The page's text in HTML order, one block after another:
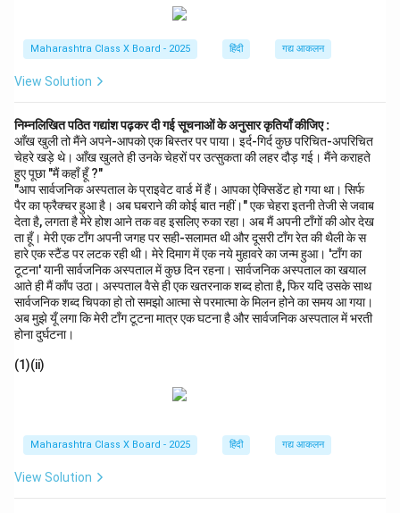
Maharashtra Class X Board - 2025 हिंदी गद्य आकलन
View Solution
निम्नलिखित पठित गद्यांश पढ़कर दी गई सूचनाओं के अनुसार कृतियाँ कीजिए :
आँख खुली तो मैंने अपने-आपको एक बिस्तर पर पाया। इर्द-गिर्द कुछ परिचित-अपरिचित
चेहरे खड़े थे। आँख खुलते ही उनके चेहरों पर उत्सुकता की लहर दौड़ गई। मैंने कराहते
हुए पूछा "मैं कहाँ हूँ ?"
"आप सार्वजनिक अस्पताल के प्राइवेट वार्ड में हैं। आपका ऐक्सिडेंट हो गया था। सिर्फ
पैर का फ्रैक्चर हुआ है। अब घबराने की कोई बात नहीं।" एक चेहरा इतनी तेजी से जवाब
देता है, लगता है मेरे होश आने तक वह इसलिए रुका रहा। अब मैं अपनी टाँगों की ओर देख
ता हूँ। मेरी एक टाँग अपनी जगह पर सही-सलामत थी और दूसरी टाँग रेत की थैली के स
हारे एक स्टैंड पर लटक रही थी। मेरे दिमाग में एक नये मुहावरे का जन्म हुआ। 'टाँग का
टूटना' यानी सार्वजनिक अस्पताल में कुछ दिन रहना। सार्वजनिक अस्पताल का खयाल
आते ही मैं काँप उठा। अस्पताल वैसे ही एक खतरनाक शब्द होता है, फिर यदि उसके साथ
सार्वजनिक शब्द चिपका हो तो समझो आत्मा से परमात्मा के मिलन होने का समय आ गया।
अब मुझे यूँ लगा कि मेरी टाँग टूटना मात्र एक घटना है और सार्वजनिक अस्पताल में भरती
होना दुर्घटना।
(1)(ii)
Maharashtra Class X Board - 2025 हिंदी गद्य आकलन
View Solution